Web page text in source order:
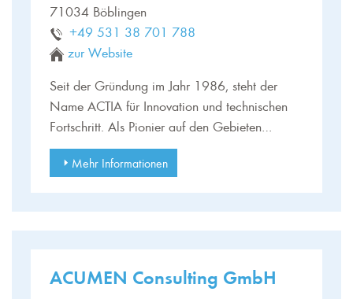
Seit der Gründung im Jahr 1986, steht der
Name ACTIA für Innovation und technischen
Fortschritt. Als Pionier auf den Gebieten…
Mehr Informationen
71034 Böblingen
+49 531 38 701 788
zur Website
ACUMEN Consulting GmbH